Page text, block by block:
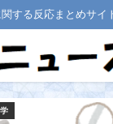
する反応まとめサイ